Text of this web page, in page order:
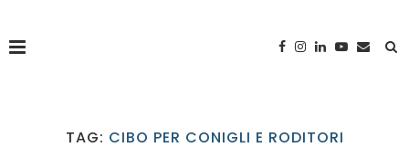
TAG: CIBO PER CONIGLI E RODITORI